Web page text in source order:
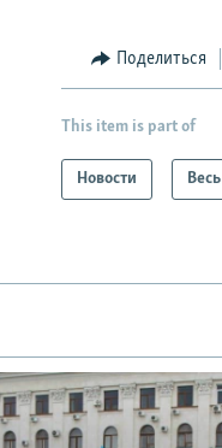
Поделиться
This item is part of
Новости